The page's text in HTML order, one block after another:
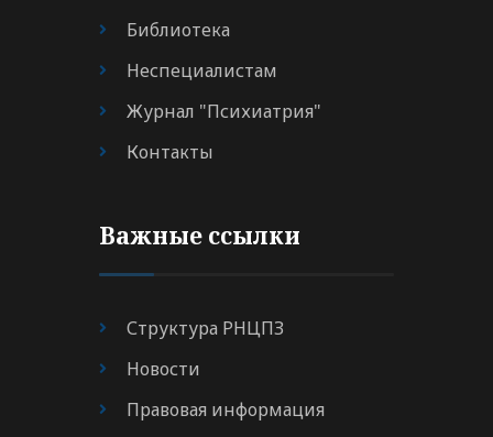
Библиотека
Неспециалистам
Журнал "Психиатрия"
Контакты
Важные ссылки
Структура РНЦПЗ
Новости
Правовая информация